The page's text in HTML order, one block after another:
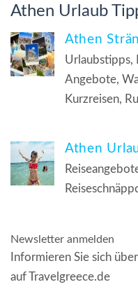
Athen Urlaub
Athen
Urlaubstipps,
Angebote,
Kurzreisen,
Athen
Newsletter anmelden
Informieren Sie sich
auf Travelgreece.de